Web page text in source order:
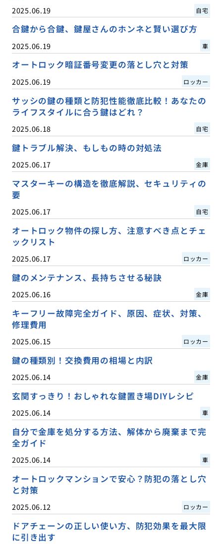
2025.06.19 自宅
合鍵から合鍵、鍵屋さんのホンネと賢い選び方
2025.06.19 車
オートロック暗証番号変更の落とし穴と対策
2025.06.19 ロッカー
サッシの鍵の種類と防犯性能徹底比較！あなたの
ライフスタイルに合う鍵はどれ？
2025.06.18 自宅
鍵トラブル解決、もしもの時の対処法
2025.06.17 金庫
マスターキーの構造を徹底解説、セキュリティの
要
2025.06.17 自宅
オートロック物件の探し方、注意すべき点とチェ
ックリスト
2025.06.17 ロッカー
鍵のメンテナンス、長持ちさせる秘訣
2025.06.16 金庫
キーフリー故障完全ガイド、原因、症状、対策、
修理費用
2025.06.15 ロッカー
鍵の種類別！交換費用の相場と内訳
2025.06.14 金庫
玄関すっきり！おしゃれな鍵置き場DIYレシピ
2025.06.14 車
自分で金庫を処分する方法、解体から廃棄まで完
全ガイド
2025.06.14 車
オートロックマンションで安心？防犯の落とし穴
と対策
2025.06.12 ロッカー
ドアチェーンの正しい使い方、防犯効果を最大限
に引き出す